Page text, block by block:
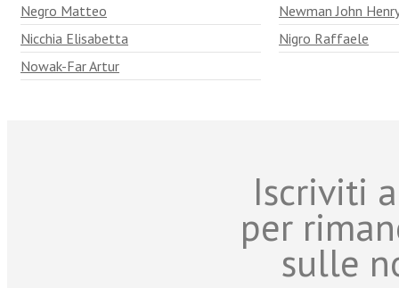
Negro Matteo
Newman John
Nicchia Elisabetta
Nigro Raffaele
Nowak-Far Artur
Iscriviti
per
sulle